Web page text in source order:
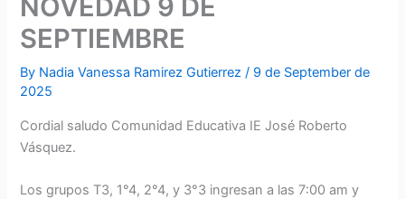
NOVEDAD 9 DE
SEPTIEMBRE
By Nadia Vanessa Ramirez Gutierrez/ 9 de September de
2025
Cordial saludo Comunidad Educativa IE José Roberto
Vásquez.
Los grupos T3, 1°4, 2°4, y 3°3 ingresan a las 7:00 am y